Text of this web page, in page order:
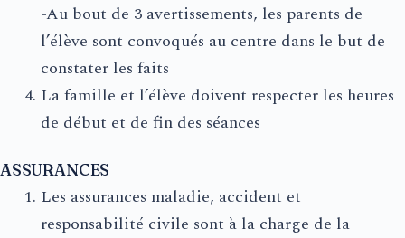
-Au bout de 3 avertissements, les parents de
l’élève sont convoqués au centre dans le but de
constater les faits
La famille et l’élève doivent respecter les heures
de début et de fin des séances
ASSURANCES
Les assurances maladie, accident et
responsabilité civile sont à la charge de la